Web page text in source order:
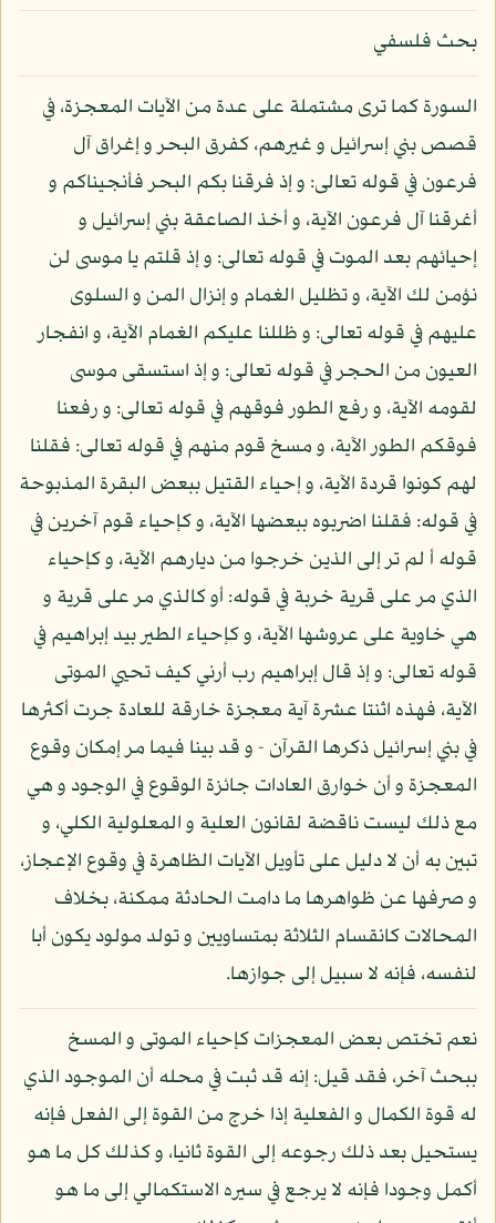
بحث فلسفي
السورة كما ترى مشتملة على عدة من الآيات المعجزة، في
قصص بني إسرائيل و غيرهم، كفرق البحر و إغراق آل
فرعون في قوله تعالى: و إذ فرقنا بكم البحر فأنجيناكم و
أغرقنا آل فرعون الآية، و أخذ الصاعقة بني إسرائيل و
إحيائهم بعد الموت في قوله تعالى: و إذ قلتم يا موسى لن
نؤمن لك الآية، و تظليل الغمام و إنزال المن و السلوى
عليهم في قوله تعالى: و ظللنا عليكم الغمام الآية، و انفجار
العيون من الحجر في قوله تعالى: و إذ استسقى موسى
لقومه الآية، و رفع الطور فوقهم في قوله تعالى: و رفعنا
فوقكم الطور الآية، و مسخ قوم منهم في قوله تعالى: فقلنا
لهم كونوا قردة الآية، و إحياء القتيل ببعض البقرة المذبوحة
في قوله: فقلنا اضربوه ببعضها الآية، و كإحياء قوم آخرين في
قوله أ لم تر إلى الذين خرجوا من ديارهم الآية، و كإحياء
الذي مر على قرية خربة في قوله: أو كالذي مر على قرية و
هي خاوية على عروشها الآية، و كإحياء الطير بيد إبراهيم في
قوله تعالى: و إذ قال إبراهيم رب أرني كيف تحيي الموتى
الآية، فهذه اثنتا عشرة آية معجزة خارقة للعادة جرت أكثرها
في بني إسرائيل ذكرها القرآن - و قد بينا فيما مر إمكان وقوع
المعجزة و أن خوارق العادات جائزة الوقوع في الوجود و هي
مع ذلك ليست ناقضة لقانون العلية و المعلولية الكلي، و
تبين به أن لا دليل على تأويل الآيات الظاهرة في وقوع الإعجاز،
و صرفها عن ظواهرها ما دامت الحادثة ممكنة، بخلاف
المحالات كانقسام الثلاثة بمتساويين و تولد مولود يكون أبا
لنفسه، فإنه لا سبيل إلى جوازها.
نعم تختص بعض المعجزات كإحياء الموتى و المسخ
ببحث آخر، فقد قيل: إنه قد ثبت في محله أن الموجود الذي
له قوة الكمال و الفعلية إذا خرج من القوة إلى الفعل فإنه
يستحيل بعد ذلك رجوعه إلى القوة ثانيا، و كذلك كل ما هو
أكمل وجودا فإنه لا يرجع في سيره الاستكمالي إلى ما هو